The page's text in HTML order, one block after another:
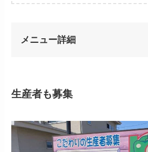
メニュー詳細
生産者も募集